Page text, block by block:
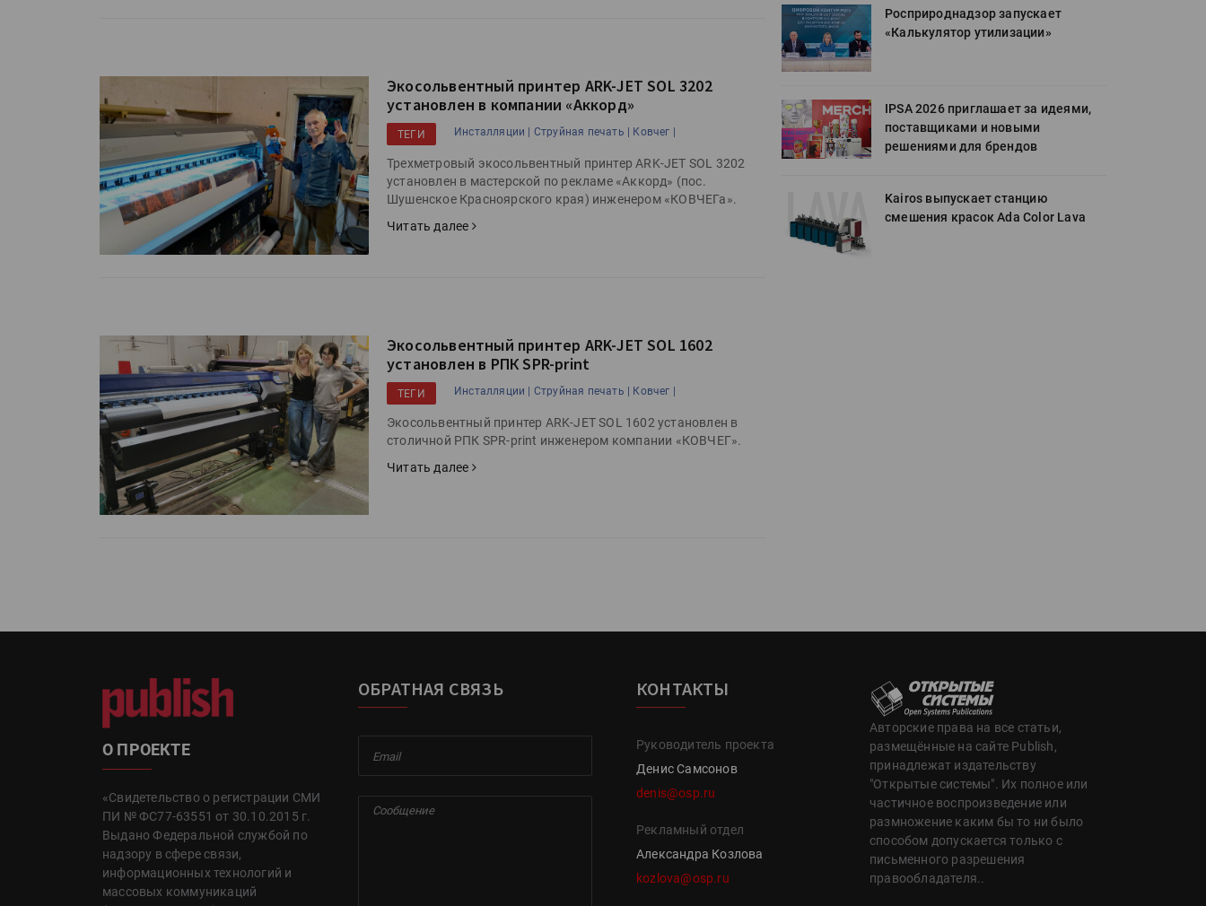
Экосольвентный принтер ARK-JET SOL 3202
установлен в компании «Аккорд»
ТЕГИ Инсталляции | Струйная печать | Ковчег |
Трехметровый экосольвентный принтер ARK-JET SOL 3202
установлен в мастерской по рекламе «Аккорд» (пос.
Шушенское Красноярского края) инженером «КОВЧЕГа».
Читать далее
Экосольвентный принтер ARK-JET SOL 1602
установлен в РПК SPR-print
ТЕГИ Инсталляции | Струйная печать | Ковчег |
Экосольвентный принтер ARK-JET SOL 1602 установлен в
столичной РПК SPR-print инженером компании «КОВЧЕГ».
Читать далее
IPSA 2026 приглашает за идеями,
поставщиками и новыми
решениями для брендов
Kairos выпускает станцию
смешения красок Ada Color Lava
IPSA 2026 приглашает за идеями,
поставщиками и новыми
Kairos выпускает станцию
Росприроднадзор запускает
«Калькулятор утилизации»
IPSA 2026 приглашает за идеями,
поставщиками и новыми
решениями для брендов
Kairos выпускает станцию
смешения красок Ada Color Lava
О ПРОЕКТЕ
«Свидетельство о регистрации СМИ
ПИ № ФС77-63551 от 30.10.2015 г.
Выдано Федеральной службой по
надзору в сфере связи,
информационных технологий и
массовых коммуникаций
ОБРАТНАЯ СВЯЗЬ КОНТАКТЫ
Руководитель проекта
Денис Самсонов
denis@osp.ru
Рекламный отдел
Александра Козлова
kozlova@osp.ru
Авторские права на все статьи,
размещённые на сайте Publish,
принадлежат издательству
"Открытые системы". Их полное или
частичное воспроизведение или
размножение каким бы то ни было
способом допускается только с
письменного разрешения
правообладателя..